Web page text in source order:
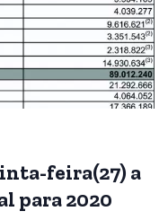
feira(27) a
para 2020